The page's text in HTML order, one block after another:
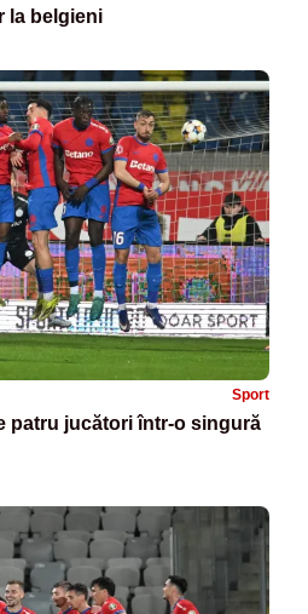
la belgieni
Sport
patru jucători într-o singură